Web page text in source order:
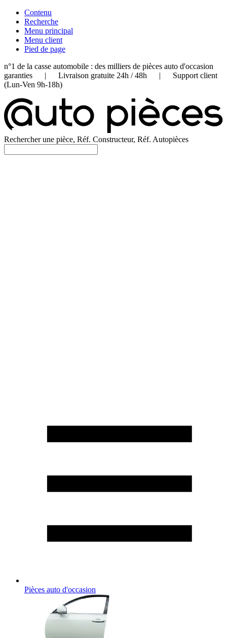
Contenu
Recherche
Menu principal
Menu client
Pied de page
n°1 de la casse automobile : des milliers de pièces auto d'occasion
garanties | Livraison gratuite 24h / 48h | Support client
(Lun-Ven 9h-18h)
Rechercher une pièce, Réf. Constructeur, Réf. Autopièces
Pièces auto d'occasion